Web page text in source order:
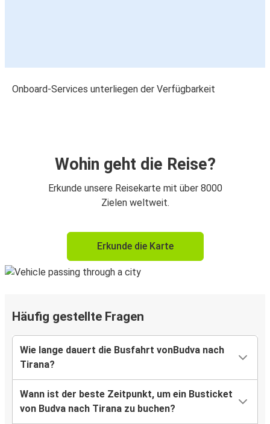
Onboard-Services unterliegen der Verfügbarkeit
Wohin geht die Reise?
Erkunde unsere Reisekarte mit über 8000
Zielen weltweit.
Erkunde die Karte
Häufig gestellte Fragen
Wie lange dauert die Busfahrt vonBudva nach
Tirana?
Wann ist der beste Zeitpunkt, um ein Busticket
von Budva nach Tirana zu buchen?